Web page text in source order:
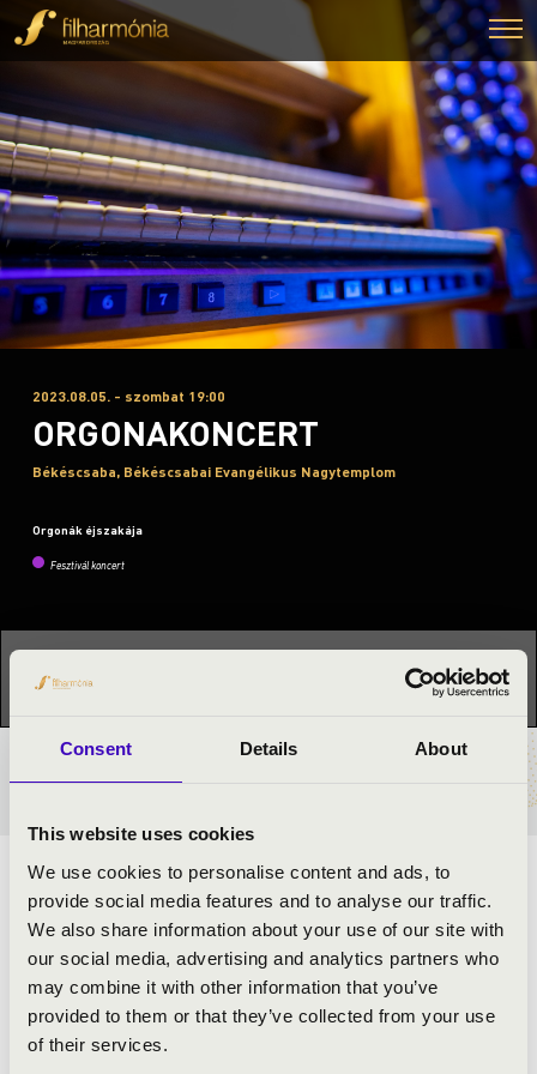
Consent Details About
This website uses cookies
We use cookies to personalise content and ads, to
provide social media features and to analyse our traffic.
We also share information about your use of our site with
our social media, advertising and analytics partners who
may combine it with other information that you’ve
provided to them or that they’ve collected from your use
of their services.
2023.08.05. - szombat 19:00
ORGONAKONCERT
Békéscsaba, Békéscsabai Evangélikus Nagytemplom
Orgonák éjszakája
Fesztivál koncert
Kattints ide az aktuális
Orgonák éjszakája »
BÉRLET- ÉS JEGYÁRAK
ELŐADÓK:
Feigl Rebeka Erna- orgona
MŰSOR: